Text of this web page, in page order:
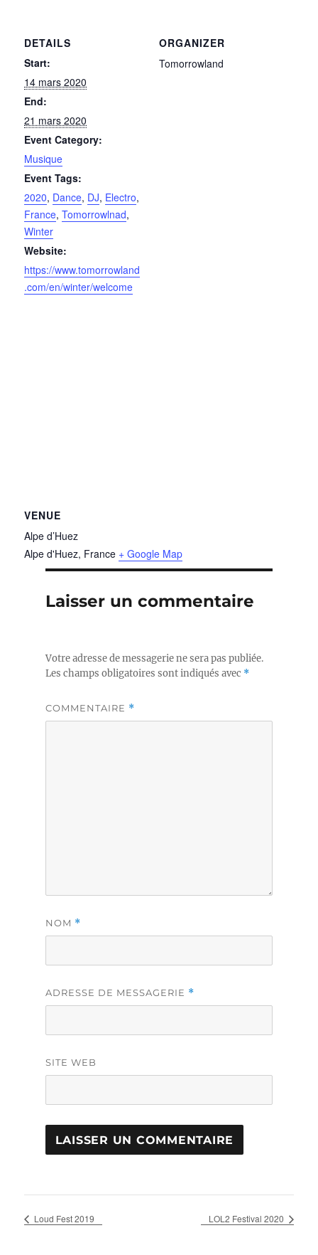
DETAILS
Start:
14 mars 2020
End:
21 mars 2020
Event Category:
Musique
Event Tags:
2020, Dance, DJ, Electro,
France,Tomorrowlnad,
Winter
Website:
https://www.tomorrowland
.com/en/winter/welcome
ORGANIZER
Tomorrowland
VENUE
Alpe d’Huez
Alpe d'Huez, France + Google Map
Laisser un commentaire
Votre adresse de messagerie ne sera pas publiée.
Les champs obligatoires sont indiqués avec *
COMMENTAIRE *
NOM *
ADRESSE DE MESSAGERIE *
SITE WEB
Loud Fest 2019 LOL2 Festival 2020